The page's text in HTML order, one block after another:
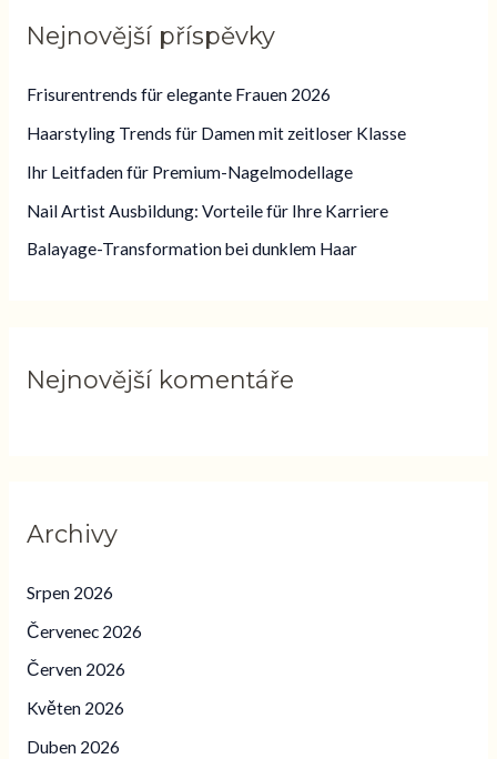
e
t
p
r
o
Nejnovější příspěvky
Frisurentrends für elegante Frauen 2026
Haarstyling Trends für Damen mit zeitloser Klasse
Ihr Leitfaden für Premium-Nagelmodellage
Nail Artist Ausbildung: Vorteile für Ihre Karriere
Balayage-Transformation bei dunklem Haar
Nejnovější komentáře
Archivy
Srpen 2026
Červenec 2026
Červen 2026
Květen 2026
Duben 2026